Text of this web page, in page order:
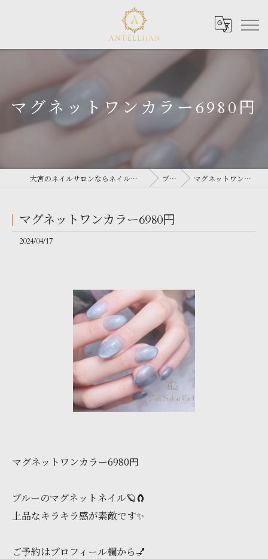
マグネットワンカラー6980円
大宮のネイルサロンならネイルサロン Antellijan 大宮 ブログ マグネットワンカラー6980円
マグネットワンカラー6980円
2024/04/17
マグネットワンカラー6980円
ブルーのマグネットネイル🪐🧲
上品なキラキラ感が素敵です✨
ご予約はプロフィール欄から💅